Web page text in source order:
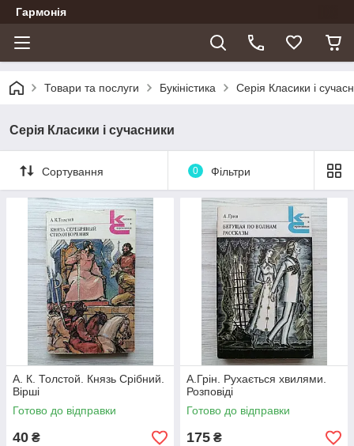
Гармонія
Товари та послуги Букіністика Серія Класики і
Серія Класики і сучасники
Сортування 0 Фільтри
А. К. Толстой. Князь Срібний.
Вірші
Готово до відправки
40 ₴
А.Грін. Рухається хвилями.
Розповіді
Готово до відправки
175 ₴